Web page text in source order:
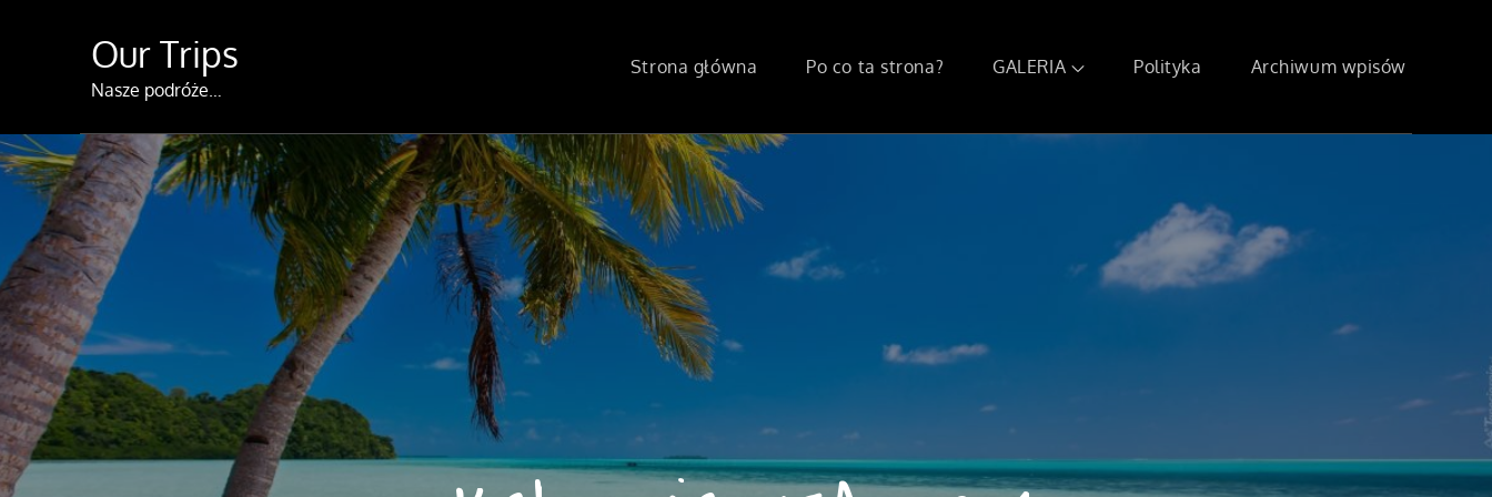
Our Trips
Nasze podróże…
Strona główna Po co ta strona? GALERIA Polityka Archiwum wpisów